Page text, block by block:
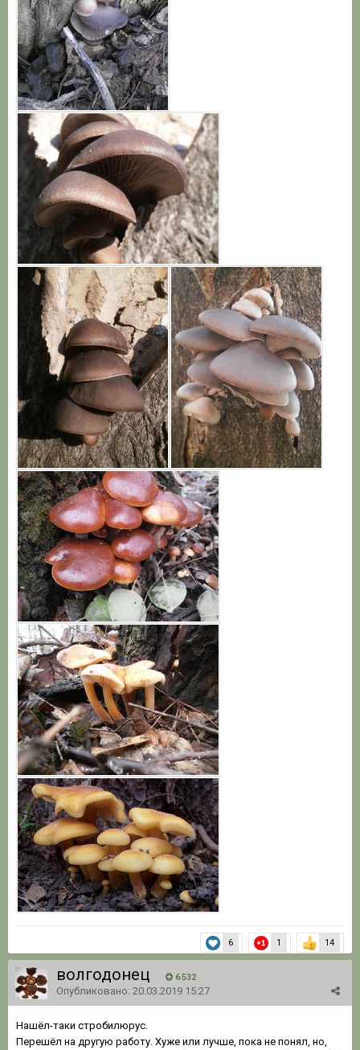
6 1 14
волгодонец 6 532
Опубликовано: 20.03.2019 15:27
Нашёл-таки стробилюрус.
Перешёл на другую работу. Хуже или лучше, пока не понял, но,